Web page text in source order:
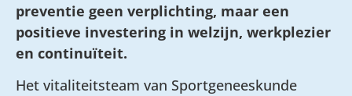
preventie geen verplichting, maar een
positieve investering in welzijn, werkplezier
en continuïteit.
Het vitaliteitsteam van Sportgeneeskunde